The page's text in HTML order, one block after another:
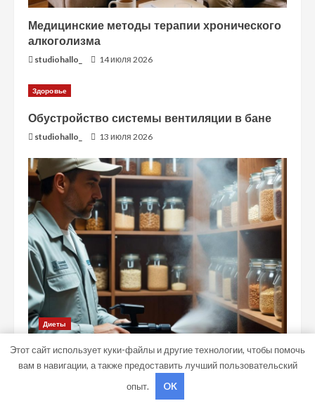
Медицинские методы терапии хронического
алкоголизма
studiohallo_ 14 июля 2026
Здоровье
Обустройство системы вентиляции в бане
studiohallo_ 13 июля 2026
Диеты
Методы борьбы с бытовыми и складскими
насекомыми
7 июля 2026
Этот сайт использует куки-файлы и другие технологии, чтобы помочь
вам в навигации, а также предоставить лучший пользовательский
опыт.
OK